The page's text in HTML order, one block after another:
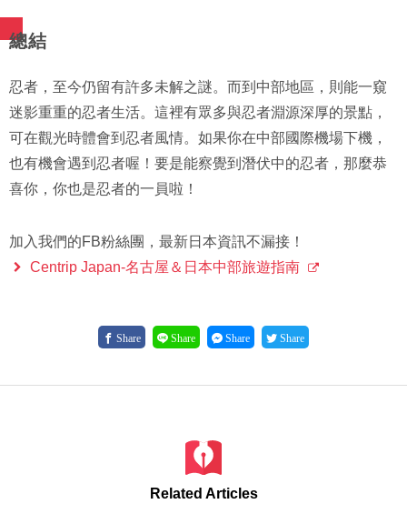
總結
忍者，至今仍留有許多未解之謎。而到中部地區，則能一窺
迷影重重的忍者生活。這裡有眾多與忍者淵源深厚的景點，
可在觀光時體會到忍者風情。如果你在中部國際機場下機，
也有機會遇到忍者喔！要是能察覺到潛伏中的忍者，那麼恭
喜你，你也是忍者的一員啦！
加入我們的FB粉絲團，最新日本資訊不漏接！
Centrip Japan-名古屋＆日本中部旅遊指南
Share Share Share Share
Related Articles